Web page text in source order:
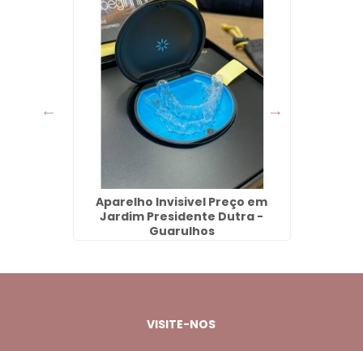
Aparelho Invisivel Preço em
Jardim Presidente Dutra -
Guarulhos
VISITE-NOS